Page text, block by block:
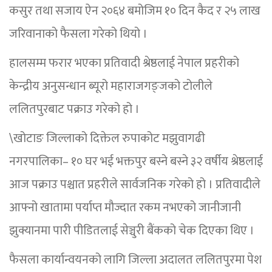
कसुर तथा सजाय ऐन २०६४ बमोजिम १० दिन कैद र २५ लाख
जरिवानाको फैसला गरेको थियो ।
हालसम्म फरार भएका प्रतिवादी श्रेष्ठलाई नेपाल प्रहरीको
केन्द्रीय अनुसन्धान ब्यूरो महाराजगङ्जको टोलीले
ललितपुरबाट पक्राउ गरेको हो ।
\खोटाङ जिल्लाको दिक्तेल रुपाकोट मझुवागढी
नगरपालिका– १० घर भई भक्तपुर बस्ने बस्ने ३२ वर्षीय श्रेष्ठलाई
आज पक्राउ पश्चात प्रहरीले सार्वजनिक गरेको हो । प्रतिवादीले
आफ्नो खातामा पर्याप्त मौज्दात रकम नभएको जानीजानी
झुक्यानमा पारी पीडितलाई सेञ्चुरी बैंकको चेक दिएका थिए ।
फैसला कार्यान्वयनको लागि जिल्ला अदालत ललितपुरमा पेश